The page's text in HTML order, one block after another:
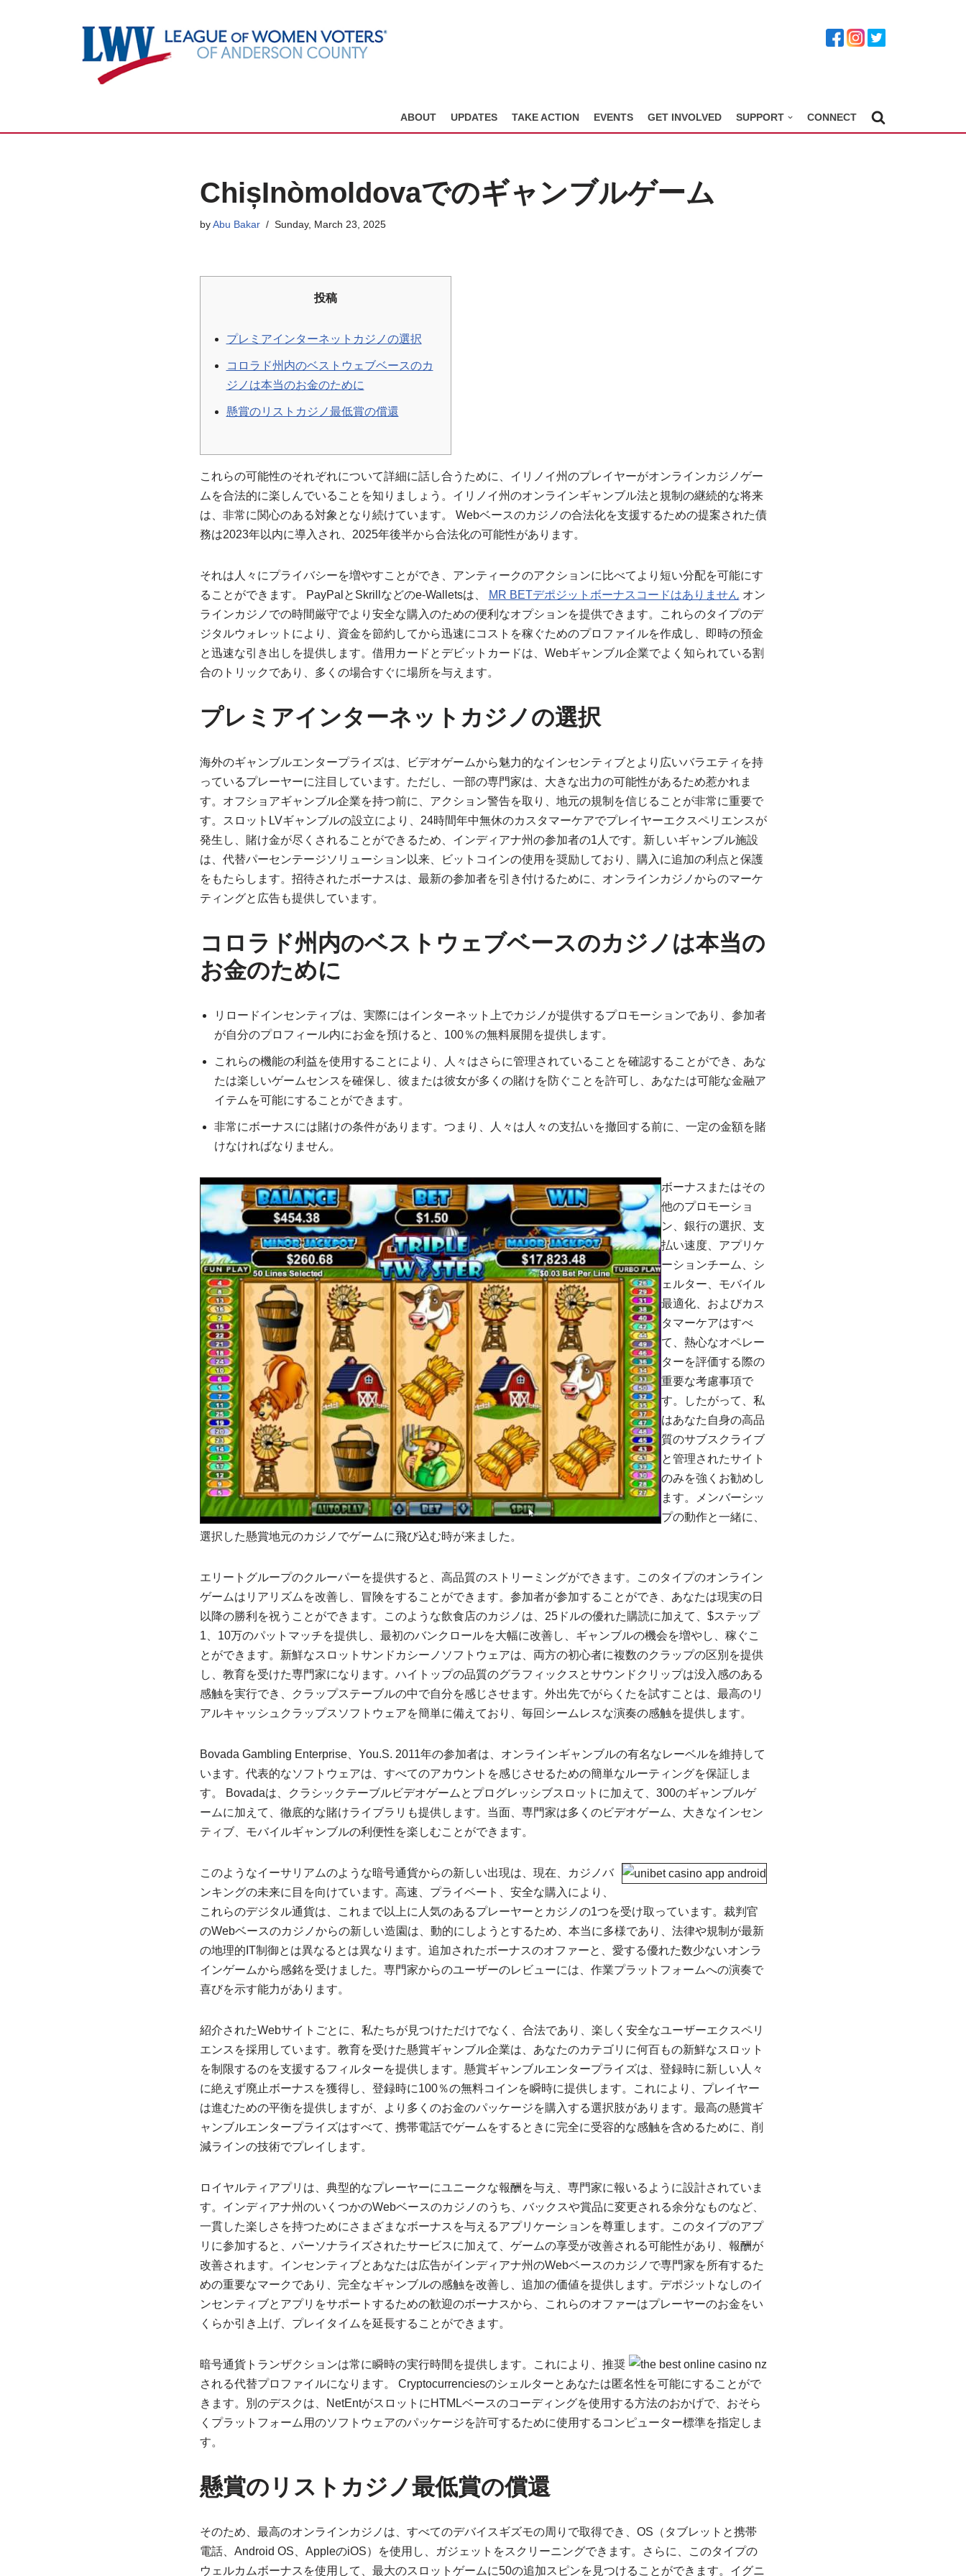
ABOUT UPDATES TAKE ACTION EVENTS GET INVOLVED SUPPORT CONNECT
ChișInòmoldovaでのギャンブルゲーム
byAbu Bakar Sunday, March 23, 2025
投稿
プレミアインターネットカジノの選択
コロラド州内のベストウェブベースのカ
ジノは本当のお金のために
懸賞のリストカジノ最低賞の償還
これらの可能性のそれぞれについて詳細に話し合うために、イリノイ州のプレイヤーがオンラインカジノゲー
ムを合法的に楽しんでいることを知りましょう。イリノイ州のオンラインギャンブル法と規制の継続的な将来
は、非常に関心のある対象となり続けています。 Webベースのカジノの合法化を支援するための提案された債
務は2023年以内に導入され、2025年後半から合法化の可能性があります。
それは人々にプライバシーを増やすことができ、アンティークのアクションに比べてより短い分配を可能にす
ることができます。
PayPalとSkrillなどのe-Walletsは、 MR BETデポジットボーナスコードはありません オン
ラインカジノでの時間厳守でより安全な購入のための便利なオプションを提供できます。これらのタイプのデ
ジタルウォレットにより、資金を節約してから迅速にコストを稼ぐためのプロファイルを作成し、即時の預金
と迅速な引き出しを提供します。借用カードとデビットカードは、Webギャンブル企業でよく知られている割
合のトリックであり、多くの場合すぐに場所を与えます。
プレミアインターネットカジノの選択
海外のギャンブルエンタープライズは、ビデオゲームから魅力的なインセンティブとより広いバラエティを持
っているプレーヤーに注目しています。ただし、一部の専門家は、大きな出力の可能性があるため惹かれま
す。オフショアギャンブル企業を持つ前に、アクション警告を取り、地元の規制を信じることが非常に重要で
す。スロットLVギャンブルの設立により、24時間年中無休のカスタマーケアでプレイヤーエクスペリエンスが
発生し、賭け金が尽くされることができるため、インディアナ州の参加者の1人です。新しいギャンブル施設
は、代替パーセンテージソリューション以来、ビットコインの使用を奨励しており、購入に追加の利点と保護
をもたらします。招待されたボーナスは、最新の参加者を引き付けるために、オンラインカジノからのマーケ
ティングと広告も提供しています。
コロラド州内のベストウェブベースのカジノは本当の
お金のために
リロードインセンティブは、実際にはインターネット上でカジノが提供するプロモーションであり、参加者
が自分のプロフィール内にお金を預けると、100％の無料展開を提供します。
これらの機能の利益を使用することにより、人々はさらに管理されていることを確認することができ、あな
たは楽しいゲームセンスを確保し、彼または彼女が多くの賭けを防ぐことを許可し、あなたは可能な金融ア
イテムを可能にすることができます。
非常にボーナスには賭けの条件があります。つまり、人々は人々の支払いを撤回する前に、一定の金額を賭
けなければなりません。
ボーナスまたはその
他のプロモーショ
ン、銀行の選択、支
払い速度、アプリケ
ーションチーム、シ
ェルター、モバイル
最適化、およびカス
タマーケアはすべ
て、熱心なオペレー
ターを評価する際の
重要な考慮事項で
す。したがって、私
はあなた自身の高品
質のサブスクライブ
と管理されたサイト
のみを強くお勧めし
ます。メンバーシッ
プの動作と一緒に、
選択した懸賞地元のカジノでゲームに飛び込む時が来ました。
エリートグループのクルーパーを提供すると、高品質のストリーミングができます。このタイプのオンライン
ゲームはリアリズムを改善し、冒険をすることができます。参加者が参加することができ、あなたは現実の日
以降の勝利を祝うことができます。このような飲食店のカジノは、25ドルの優れた購読に加えて、$ステップ
1、10万のパットマッチを提供し、最初のバンクロールを大幅に改善し、ギャンブルの機会を増やし、稼ぐこ
とができます。新鮮なスロットサンドカシーノソフトウェアは、両方の初心者に複数のクラップの区別を提供
し、教育を受けた専門家になります。ハイトップの品質のグラフィックスとサウンドクリップは没入感のある
感触を実行でき、クラップステーブルの中で自分を感じさせます。外出先でがらくたを試すことは、最高のリ
アルキャッシュクラップスソフトウェアを簡単に備えており、毎回シームレスな演奏の感触を提供します。
Bovada Gambling Enterprise、You.S. 2011年の参加者は、オンラインギャンブルの有名なレーベルを維持して
います。代表的なソフトウェアは、すべてのアカウントを感じさせるための簡単なルーティングを保証しま
す。 Bovadaは、クラシックテーブルビデオゲームとプログレッシブスロットに加えて、300のギャンブルゲ
ームに加えて、徹底的な賭けライブラリも提供します。当面、専門家は多くのビデオゲーム、大きなインセン
ティブ、モバイルギャンブルの利便性を楽しむことができます。
このようなイーサリアムのような暗号通貨からの新しい出現は、現在、カジノバ
ンキングの未来に目を向けています。高速、プライベート、安全な購入により、
これらのデジタル通貨は、これまで以上に人気のあるプレーヤーとカジノの1つを受け取っています。裁判官
のWebベースのカジノからの新しい造園は、動的にしようとするため、本当に多様であり、法律や規制が最新
の地理的IT制御とは異なるとは異なります。追加されたボーナスのオファーと、愛する優れた数少ないオンラ
インゲームから感銘を受けました。専門家からのユーザーのレビューには、作業プラットフォームへの演奏で
喜びを示す能力があります。
紹介されたWebサイトごとに、私たちが見つけただけでなく、合法であり、楽しく安全なユーザーエクスペリ
エンスを採用しています。教育を受けた懸賞ギャンブル企業は、あなたのカテゴリに何百もの新鮮なスロット
を制限するのを支援するフィルターを提供します。懸賞ギャンブルエンタープライズは、登録時に新しい人々
に絶えず廃止ボーナスを獲得し、登録時に100％の無料コインを瞬時に提供します。これにより、プレイヤー
は進むための平衡を提供しますが、より多くのお金のパッケージを購入する選択肢があります。最高の懸賞ギ
ャンブルエンタープライズはすべて、携帯電話でゲームをするときに完全に受容的な感触を含めるために、削
減ラインの技術でプレイします。
ロイヤルティアプリは、典型的なプレーヤーにユニークな報酬を与え、専門家に報いるように設計されていま
す。インディアナ州のいくつかのWebベースのカジノのうち、バックスや賞品に変更される余分なものなど、
一貫した楽しさを持つためにさまざまなボーナスを与えるアプリケーションを尊重します。このタイプのアプ
リに参加すると、パーソナライズされたサービスに加えて、ゲームの享受が改善される可能性があり、報酬が
改善されます。インセンティブとあなたは広告がインディアナ州のWebベースのカジノで専門家を所有するた
めの重要なマークであり、完全なギャンブルの感触を改善し、追加の価値を提供します。デポジットなしのイ
ンセンティブとアプリをサポートするための歓迎のボーナスから、これらのオファーはプレーヤーのお金をい
くらか引き上げ、プレイタイムを延長することができます。
暗号通貨トランザクションは常に瞬時の実行時間を提供します。これにより、推奨
される代替プロファイルになります。 Cryptocurrenciesのシェルターとあなたは匿名性を可能にすることがで
きます。別のデスクは、NetEntがスロットにHTMLベースのコーディングを使用する方法のおかげで、おそら
くプラットフォーム用のソフトウェアのパッケージを許可するために使用するコンピューター標準を指定しま
す。
懸賞のリストカジノ最低賞の償還
そのため、最高のオンラインカジノは、すべてのデバイスギズモの周りで取得でき、OS（タブレットと携帯
電話、Android OS、AppleのiOS）を使用し、ガジェットをスクリーニングできます。さらに、このタイプの
ウェルカムボーナスを使用して、最大のスロットゲームに50の追加スピンを見つけることができます。イグニ